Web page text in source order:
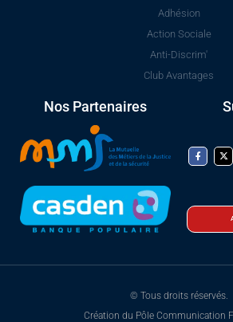
Adhésion
Action Sociale
Anti-Discrim'
Club Avantages
Nos Partenaires
© Tous droits réservés.
Création du Pôle Communication